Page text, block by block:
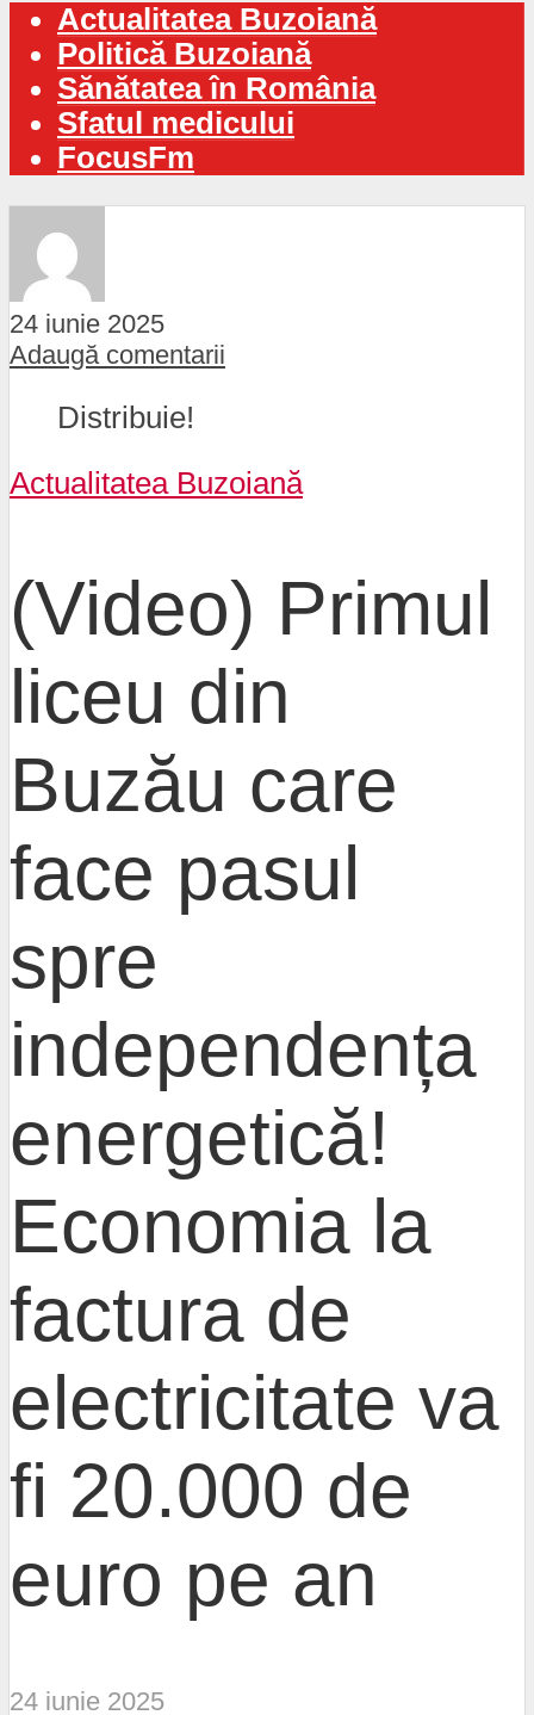
Actualitatea Buzoiană
Politică Buzoiană
Sănătatea în România
Sfatul medicului
FocusFm
24 iunie 2025
Adaugă comentarii
Distribuie!
Actualitatea Buzoiană
(Video) Primul
liceu din
Buzău care
face pasul
spre
independența
energetică!
Economia la
factura de
electricitate va
fi 20.000 de
euro pe an
24 iunie 2025